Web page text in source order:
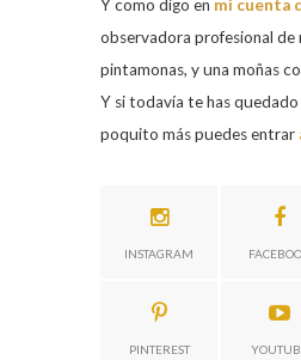
Y como digo en mi cuenta
observadora profesional de
pintamonas, y una moñas
Y si todavía te has quedado
poquito más puedes entrar
INSTAGRAM
PINTEREST